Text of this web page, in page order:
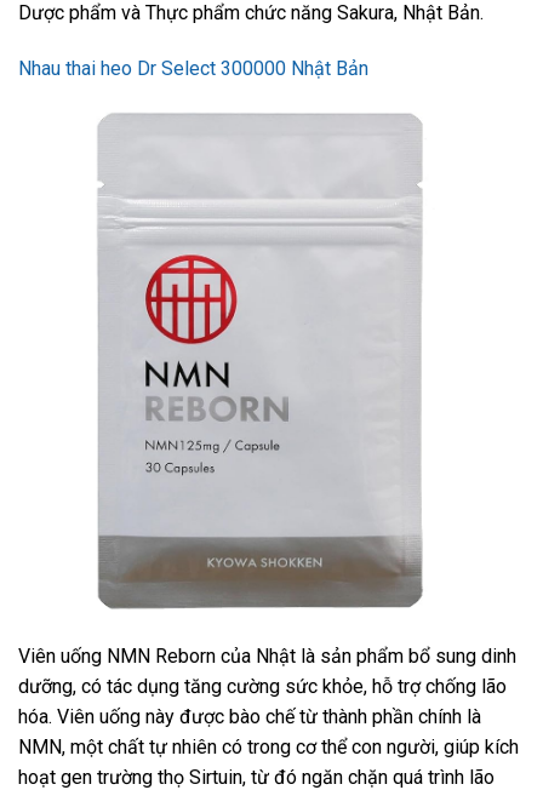
Dược phẩm và Thực phẩm chức năng Sakura, Nhật Bản.
Nhau thai heo Dr Select 300000 Nhật Bản
Viên uống NMN Reborn của Nhật là sản phẩm bổ sung dinh
dưỡng, có tác dụng tăng cường sức khỏe, hỗ trợ chống lão
hóa. Viên uống này được bào chế từ thành phần chính là
NMN, một chất tự nhiên có trong cơ thể con người, giúp kích
hoạt gen trường thọ Sirtuin, từ đó ngăn chặn quá trình lão